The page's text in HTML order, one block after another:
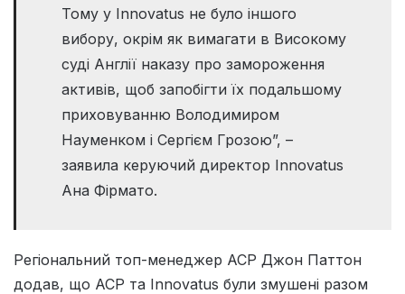
Тому у Innovatus не було іншого
вибору, окрім як вимагати в Високому
суді Англії наказу про замороження
активів, щоб запобігти їх подальшому
приховуванню Володимиром
Науменком і Сергієм Грозою”, –
заявила керуючий директор Innovatus
Ана Фірмато.
Регіональний топ-менеджер ACP Джон Паттон
додав, що ACP та Innovatus були змушені разом